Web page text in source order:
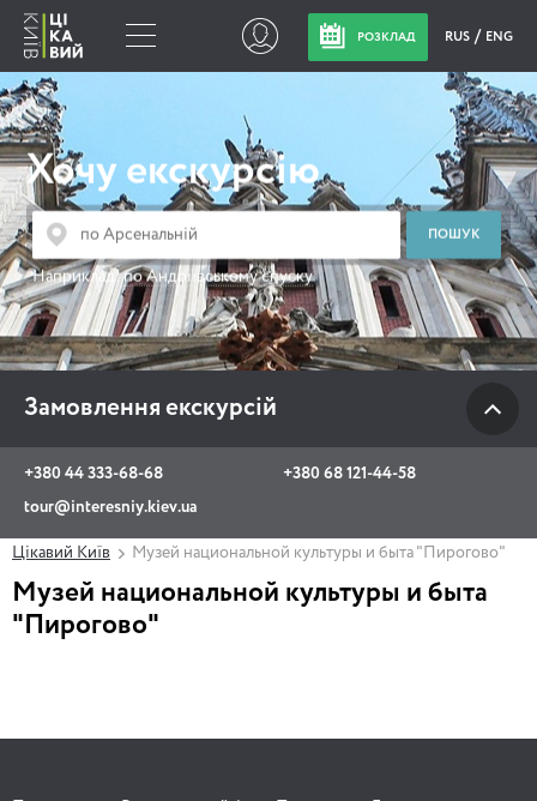
РОЗКЛАД RUS ENG
Хочу екскурсію
Наприклад:по Андріївському спуску
Замовлення екскурсій
+380 44 333-68-68
+380 68 121-44-58
tour@interesniy.kiev.ua
Замовлення
екскурсій
+380 44 333-68-68
+380 68 121-44-58
tour@interesniy.kiev.ua
з 10.00 до 19:30 щоденно
Viber WhatsApp
Цікавий Київ Музей национальной культуры и быта "Пирогово"
Музей национальной культуры и быта
"Пирогово"